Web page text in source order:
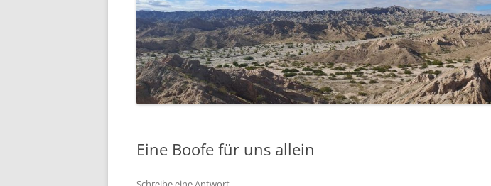
BLOG-BEITRÄGE AUF DER
LANDKARTE
SEHENSWÜRDIGKEITEN UND
NATIONALPARKS
CAMPINGPLÄTZE UND
NORWEGEN 2020
COSTA RICA 2019
YUKON UND ALASKA 2018
SÜDFRANKREICH 2015
Eine Boofe für uns allein